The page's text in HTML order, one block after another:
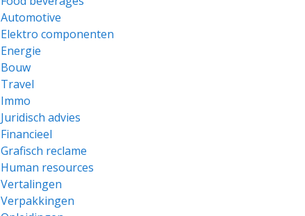
Automotive
Elektro componenten
Energie
Bouw
Travel
Immo
Juridisch advies
Financieel
Grafisch reclame
Human resources
Vertalingen
Verpakkingen